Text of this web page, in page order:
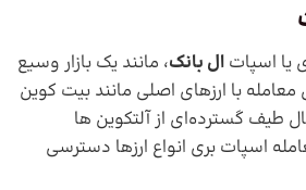
یا اسپات ال بانک، مانند یک بازار وسیع
با ارزهای اصلی مانند بیت کوین
طیف گسترده‌ای از آلتکوین ها
اسپات بری انواع ارزها دسترسی